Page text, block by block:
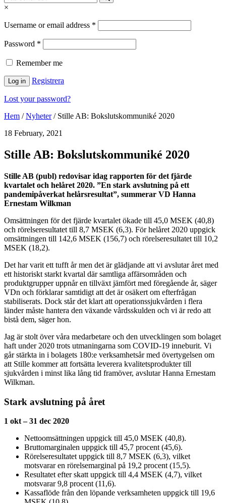
×
Username or email address *
Password *
Remember me
Log in Registrera
Lost your password?
Hem /Nyheter/ Stille AB: Bokslutskommuniké 2020
18 February, 2021
Stille AB: Bokslutskommuniké 2020
Stille AB (publ) redovisar idag rapporten för det fjärde
kvartalet och helåret 2020. ”En stark avslutning på ett
pandemipåverkat helårsresultat”, summerar VD Hanna
Ernestam Wilkman
Omsättningen för det fjärde kvartalet ökade till 45,0 MSEK (40,8)
och rörelseresultatet till 8,7 MSEK (6,3). För helåret 2020 uppgick
omsättningen till 142,6 MSEK (156,7) och rörelseresultatet till 10,2
MSEK (18,2).
Det har varit ett tufft år men det är glädjande att vi avslutar året med
ett historiskt starkt kvartal där samtliga affärsområden och
produktgrupper uppnår en tillväxt jämfört med föregående år, säger
VDn och förklarar samtidigt att det är osäkert om efterfrågan
stabiliserats. Dock står det klart att operationssjukvården i flera
länder måste hantera den växande vårdsskulden och vi är redo att
bistå dem, säger hon.
Jag är stolt över våra medarbetare och den utvecklingen som bolaget
haft under 2020 trots utmaningarna som COVID-19 inneburit. Vi
går stärkta in i bolagets 180:e verksamhetsår med övertygelsen om
att Stille kommer att fortsätta leverera kvalitetsprodukter till
sjukvården i minst lika lång tid framöver, avslutar Hanna Ernestam
Wilkman.
Stark avslutning på året
1 okt – 31 dec 2020
Nettoomsättningen uppgick till 45,0 MSEK (40,8).
Bruttomarginalen uppgick till 45,7 procent (45,6).
Rörelseresultatet uppgick till 8,7 MSEK (6,3), vilket
motsvarar en rörelsemarginal på 19,2 procent (15,5).
Resultatet efter skatt uppgick till 4,4 MSEK (4,7), vilket
motsvarar 9,8 procent (11,6).
Kassaflöde från den löpande verksamheten uppgick till 19,6